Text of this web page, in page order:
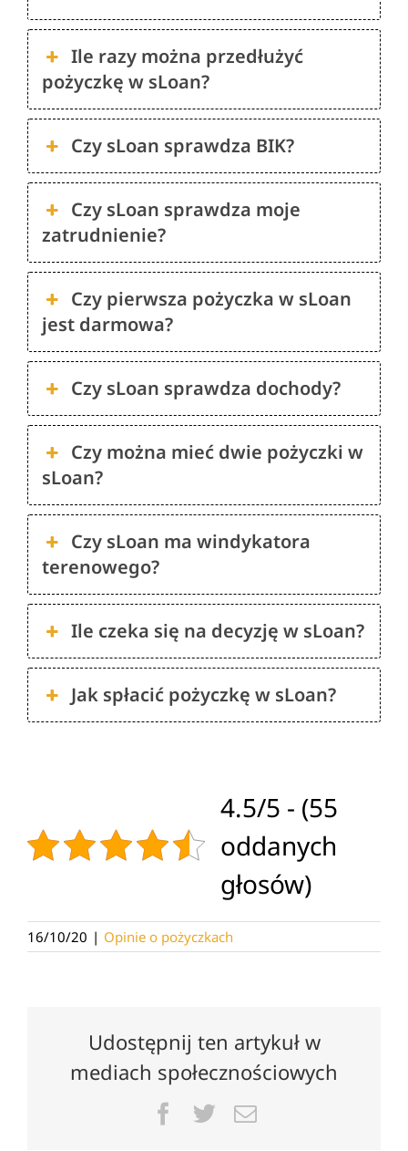
Ile razy można przedłużyć
pożyczkę w sLoan?
Czy sLoan sprawdza BIK?
Czy sLoan sprawdza moje
zatrudnienie?
Czy pierwsza pożyczka w sLoan
jest darmowa?
Czy sLoan sprawdza dochody?
Czy można mieć dwie pożyczki w
sLoan?
Czy sLoan ma windykatora
terenowego?
Ile czeka się na decyzję w sLoan?
Jak spłacić pożyczkę w sLoan?
4.5/5 - (55
oddanych
głosów)
16/10/20 | Opinie o pożyczkach
Udostępnij ten artykuł w
mediach społecznościowych
Facebook
TwitterEmail